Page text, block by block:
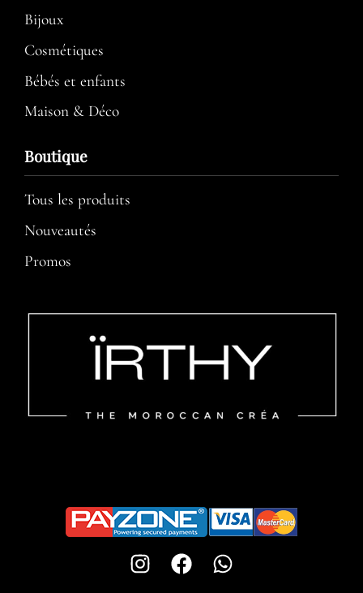
Bijoux
Cosmétiques
Bébés et enfants
Maison & Déco
Boutique
Tous les produits
Nouveautés
Promos